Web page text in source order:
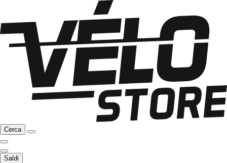
Cerca
Saldi